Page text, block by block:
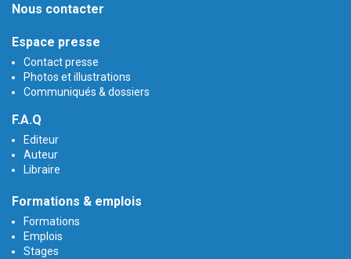
Nous contacter
Espace presse
Contact presse
Photos et illustrations
Communiqués & dossiers
F.A.Q
Editeur
Auteur
Libraire
Formations & emplois
Formations
Emplois
Stages